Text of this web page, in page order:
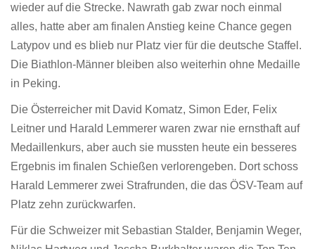
wieder auf die Strecke. Nawrath gab zwar noch einmal
alles, hatte aber am finalen Anstieg keine Chance gegen
Latypov und es blieb nur Platz vier für die deutsche Staffel.
Die Biathlon-Männer bleiben also weiterhin ohne Medaille
in Peking.
Die Österreicher mit David Komatz, Simon Eder, Felix
Leitner und Harald Lemmerer waren zwar nie ernsthaft auf
Medaillenkurs, aber auch sie mussten heute ein besseres
Ergebnis im finalen Schießen verlorengeben. Dort schoss
Harald Lemmerer zwei Strafrunden, die das ÖSV-Team auf
Platz zehn zurückwarfen.
Für die Schweizer mit Sebastian Stalder, Benjamin Weger,